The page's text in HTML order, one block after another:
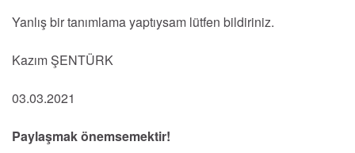
Yanlış bir tanımlama yaptıysam lütfen bildiriniz.
Kazım ŞENTÜRK
03.03.2021
Paylaşmak önemsemektir!